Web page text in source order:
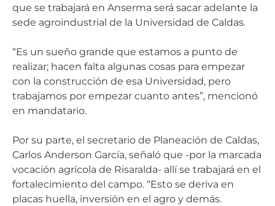
que se trabajará en Anserma será sacar adelante la
sede agroindustrial de la Universidad de Caldas.
“Es un sueño grande que estamos a punto de
realizar; hacen falta algunas cosas para empezar
con la construcción de esa Universidad, pero
trabajamos por empezar cuanto antes”, mencionó
en mandatario.
Por su parte, el secretario de Planeación de Caldas,
Carlos Anderson García, señaló que -por la marcada
vocación agrícola de Risaralda- allí se trabajará en el
fortalecimiento del campo. “Esto se deriva en
placas huella, inversión en el agro y demás.